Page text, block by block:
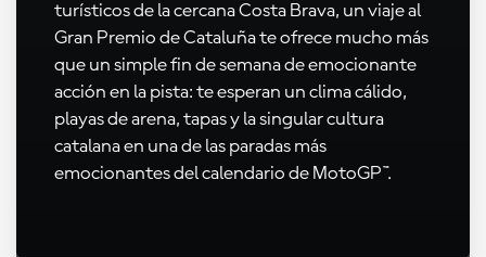
turísticos de la cercana Costa Brava, un viaje al
Gran Premio de Cataluña te ofrece mucho más
que un simple fin de semana de emocionante
acción en la pista: te esperan un clima cálido,
playas de arena, tapas y la singular cultura
catalana en una de las paradas más
emocionantes del calendario de MotoGP™.